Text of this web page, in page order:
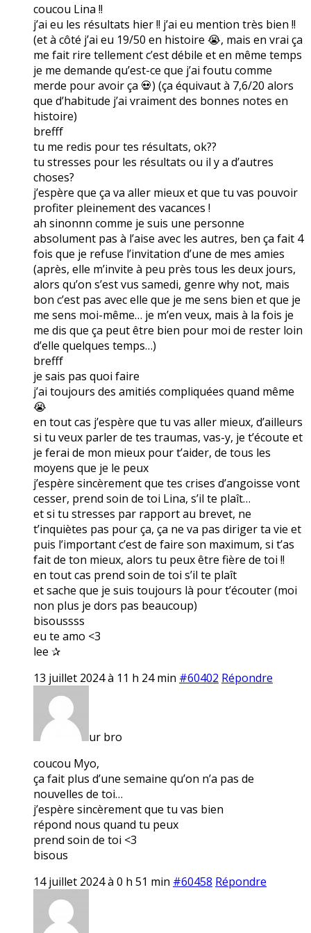
coucou Lina !!
j’ai eu les résultats hier !! j’ai eu mention très bien !!
(et à côté j’ai eu 19/50 en histoire 😭, mais en vrai ça
me fait rire tellement c’est débile et en même temps
je me demande qu’est-ce que j’ai foutu comme
merde pour avoir ça 💀) (ça équivaut à 7,6/20 alors
que d’habitude j’ai vraiment des bonnes notes en
histoire)
brefff
tu me redis pour tes résultats, ok??
tu stresses pour les résultats ou il y a d’autres
choses?
j’espère que ça va aller mieux et que tu vas pouvoir
profiter pleinement des vacances !
ah sinonnn comme je suis une personne
absolument pas à l’aise avec les autres, ben ça fait 4
fois que je refuse l’invitation d’une de mes amies
(après, elle m’invite à peu près tous les deux jours,
alors qu’on s’est vus samedi, genre why not, mais
bon c’est pas avec elle que je me sens bien et que je
me sens moi-même… je m’en veux, mais à la fois je
me dis que ça peut être bien pour moi de rester loin
d’elle quelques temps…)
brefff
je sais pas quoi faire
j’ai toujours des amitiés compliquées quand même
😭
en tout cas j’espère que tu vas aller mieux, d’ailleurs
si tu veux parler de tes traumas, vas-y, je t’écoute et
je ferai de mon mieux pour t’aider, de tous les
moyens que je le peux
j’espère sincèrement que tes crises d’angoisse vont
cesser, prend soin de toi Lina, s’il te plaît…
et si tu stresses par rapport au brevet, ne
t’inquiètes pas pour ça, ça ne va pas diriger ta vie et
puis l’important c’est de faire son maximum, si t’as
fait de ton mieux, alors tu peux être fière de toi !!
en tout cas prend soin de toi s’il te plaît
et sache que je suis toujours là pour t’écouter (moi
non plus je dors pas beaucoup)
bisoussss
eu te amo <3
lee ✰
13 juillet 2024 à 11 h 24 min #60402 Répondre
ur bro
coucou Myo,
ça fait plus d’une semaine qu’on n’a pas de
nouvelles de toi…
j’espère sincèrement que tu vas bien
répond nous quand tu peux
prend soin de toi <3
bisous
14 juillet 2024 à 0 h 51 min #60458 Répondre